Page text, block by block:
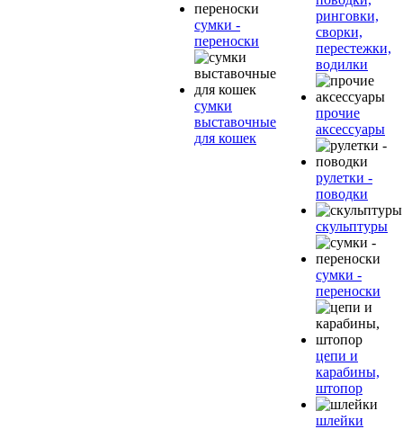
сумки -
переноски
сумки
выставочные
для кошек
ринговки,
сворки,
перестежки,
водилки
прочие
аксессуары
рулетки -
поводки
скульптуры
сумки -
переноски
цепи и
карабины,
штопор
шлейки